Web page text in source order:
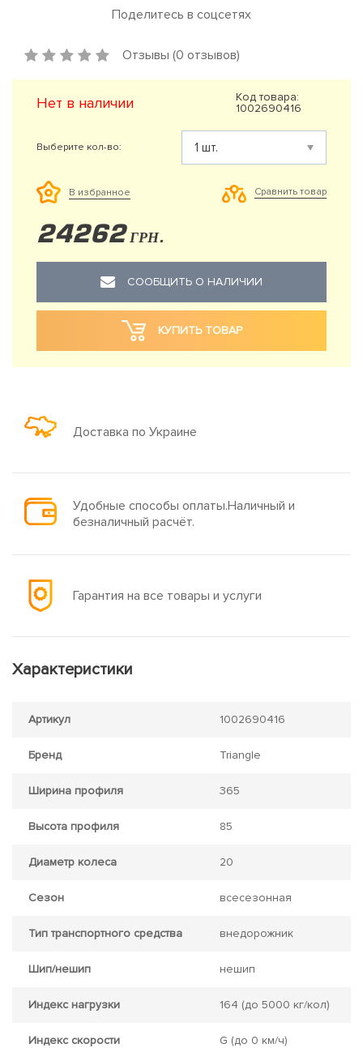
Поделитесь в соцсетях
Отзывы (0 отзывов)
Нет в наличии
Код товара:
1002690416
Выберите кол-во:
В избранное Сравнить товар
24262 ГРН.
СООБЩИТЬ О НАЛИЧИИ
КУПИТЬ ТОВАР
Доставка по Украине
Удобные способы оплаты.Наличный и
безналичный расчёт.
Гарантия на все товары и услуги
Характеристики
Артикул 1002690416
Бренд Triangle
Ширина профиля 365
Высота профиля 85
Диаметр колеса 20
Сезон всесезонная
Тип транспортного средства внедорожник
Шип/нешип нешип
Индекс нагрузки 164 (до 5000 кг/кол)
Индекс скорости G (до 0 км/ч)